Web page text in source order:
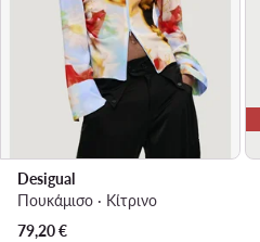
Desigual
Πουκάμισο · Κίτρινο
79,20€